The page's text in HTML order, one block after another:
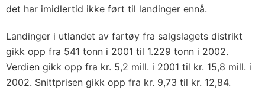
det har imidlertid ikke ført til landinger ennå.
Landinger i utlandet av fartøy fra salgslagets distrikt
gikk opp fra 541 tonn i 2001 til 1.229 tonn i 2002.
Verdien gikk opp fra kr. 5,2 mill. i 2001 til kr. 15,8 mill. i
2002. Snittprisen gikk opp fra kr. 9,73 til kr. 12,84.